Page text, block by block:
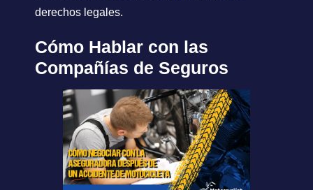
derechos legales.
Cómo Hablar con las
Compañías de Seguros